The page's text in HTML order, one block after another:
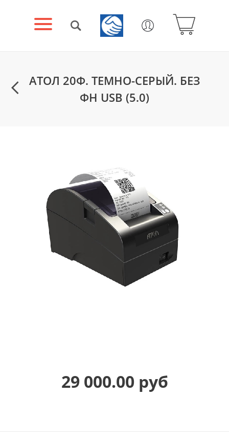
АТОЛ 20Ф. ТЕМНО-СЕРЫЙ. БЕЗ
ФН USB (5.0)
29 000.00 руб